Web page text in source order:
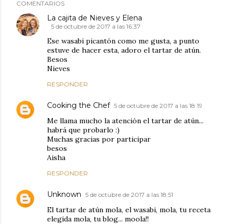
COMENTARIOS
La cajita de Nieves y Elena
5 de octubre de 2017 a las 16:37
Ese wasabi picantón como me gusta, a punto
estuve de hacer esta, adoro el tartar de atún.
Besos
Nieves
RESPONDER
Cooking the Chef 5 de octubre de 2017 a las 18:19
Me llama mucho la atención el tartar de atún...
habrá que probarlo :)
Muchas gracias por participar
besos
Aisha
RESPONDER
Unknown 5 de octubre de 2017 a las 18:51
El tartar de atún mola, el wasabi, mola, tu receta
elegida mola, tu blog... moola!!